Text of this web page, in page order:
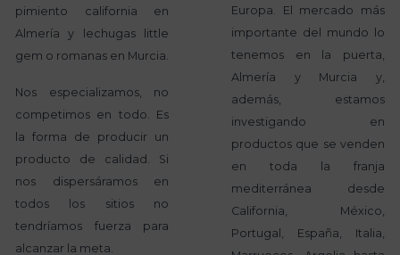
pimiento california en
Almería y lechugas little
gem o romanas en Murcia.
Nos especializamos, no
competimos en todo. Es
la forma de producir un
producto de calidad. Si
nos dispersáramos en
todos los sitios no
tendríamos fuerza para
alcanzar la meta.
Europa. El mercado más
importante del mundo lo
tenemos en la puerta,
Almería y Murcia y,
además, estamos
investigando en
productos que se venden
en toda la franja
mediterránea desde
California, México,
Portugal, España, Italia,